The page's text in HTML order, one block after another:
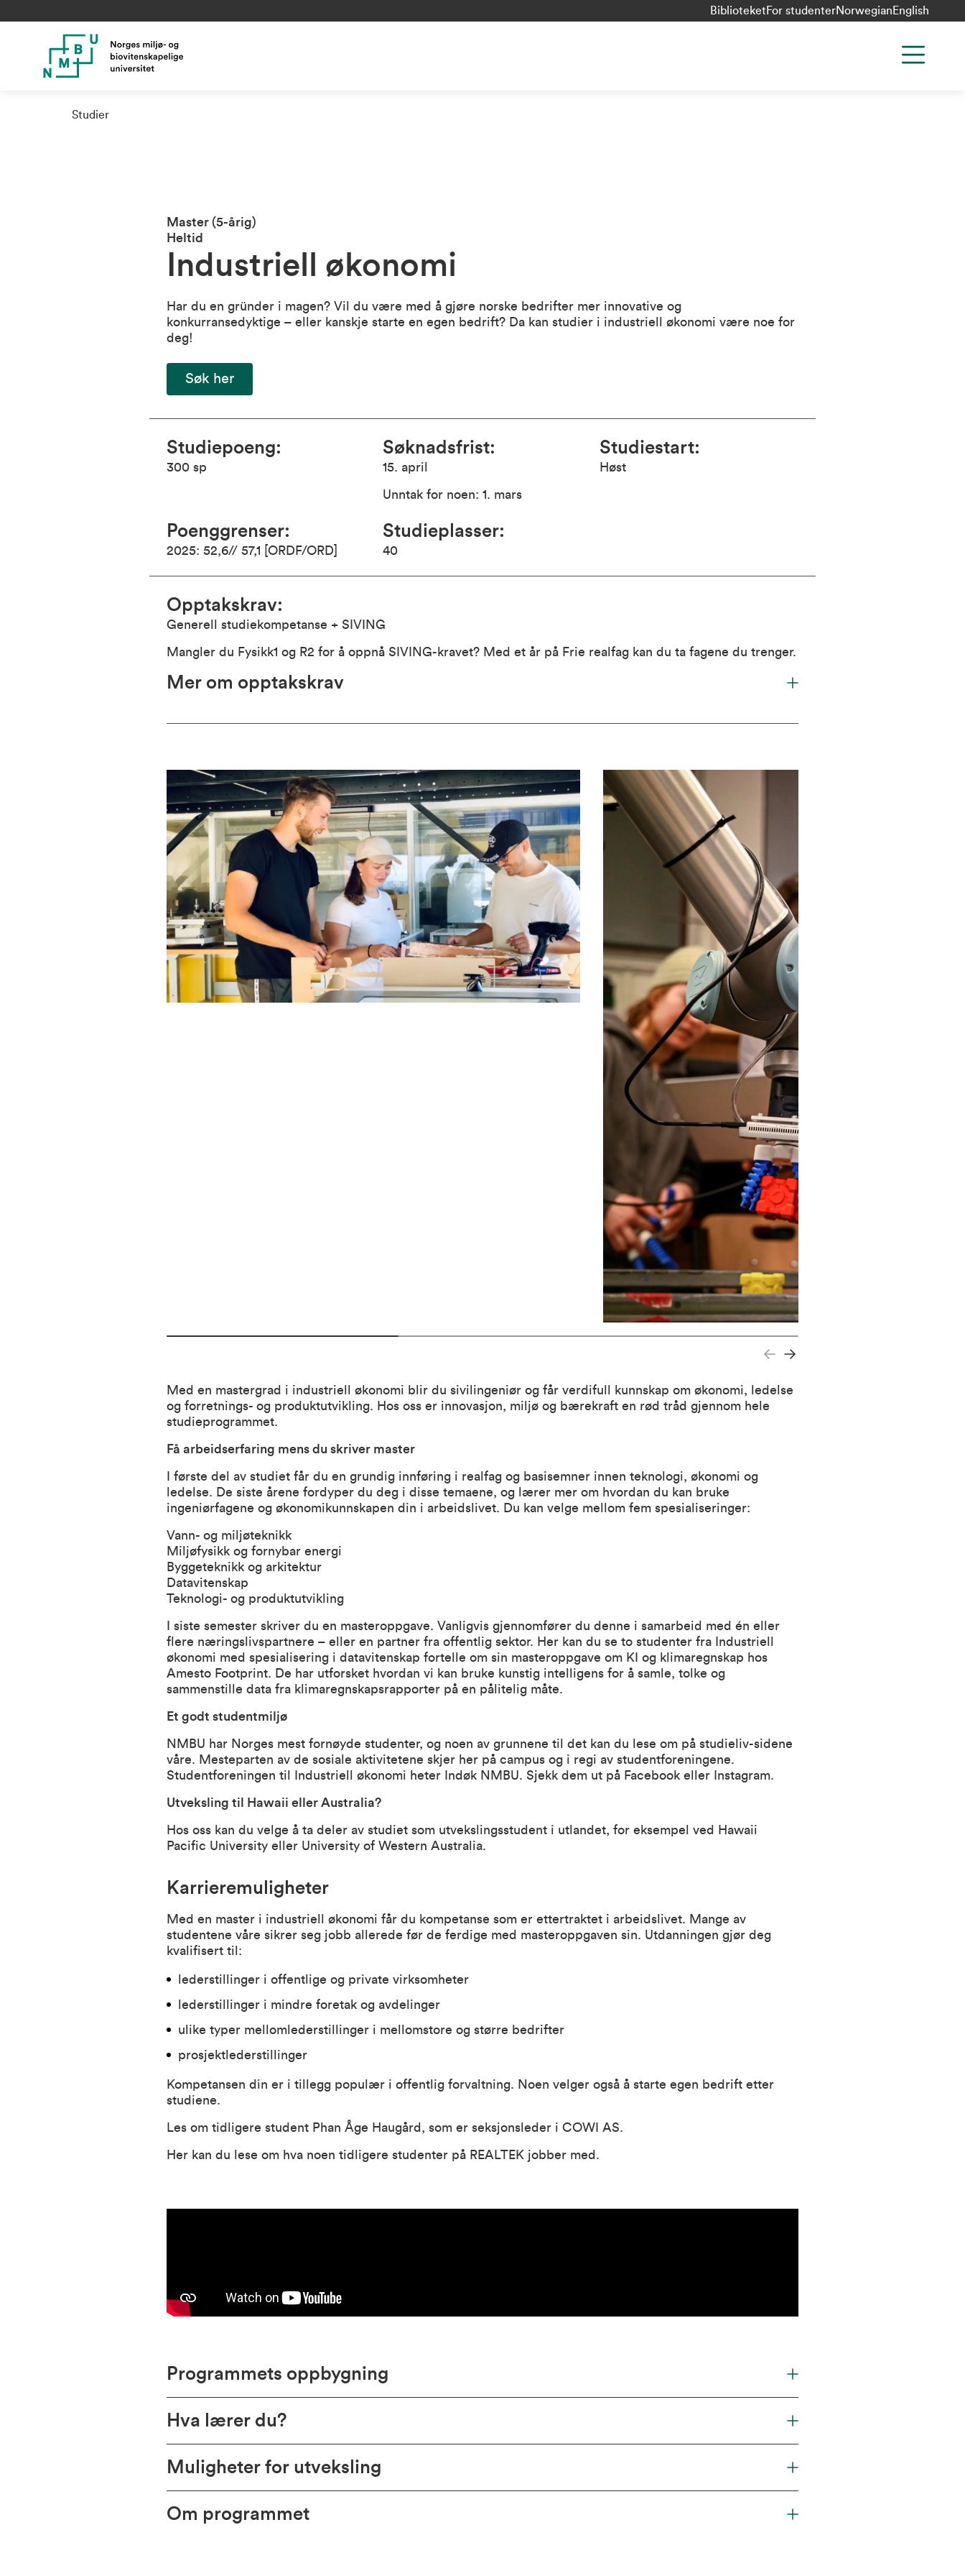
Biblioteket For studenterNorwegian English
Studier
Master (5-årig)
Heltid
Industriell økonomi
Har du en gründer i magen? Vil du være med å gjøre norske bedrifter mer innovative og
konkurransedyktige – eller kanskje starte en egen bedrift? Da kan studier i industriell økonomi være noe for
deg!
Søk her
Studiepoeng:
300 sp
Søknadsfrist:
15. april
Unntak for noen: 1. mars
Studiestart:
Høst
Poenggrenser:
2025: 52,6// 57,1 [ORDF/ORD]
Studieplasser:
40
Opptakskrav:
Generell studiekompetanse + SIVING
Mangler du Fysikk1 og R2 for å oppnå SIVING-kravet? Med et år på Frie realfag kan du ta fagene du trenger.
Mer om opptakskrav
Med en mastergrad i industriell økonomi blir du sivilingeniør og får verdifull kunnskap om økonomi, ledelse
og forretnings- og produktutvikling. Hos oss er innovasjon, miljø og bærekraft en rød tråd gjennom hele
studieprogrammet.
Få arbeidserfaring mens du skriver master
I første del av studiet får du en grundig innføring i realfag og basisemner innen teknologi, økonomi og
ledelse. De siste årene fordyper du deg i disse temaene, og lærer mer om hvordan du kan bruke
ingeniørfagene og økonomikunnskapen din i arbeidslivet. Du kan velge mellom fem spesialiseringer:
Vann- og miljøteknikk
Miljøfysikk og fornybar energi
Byggeteknikk og arkitektur
Datavitenskap
Teknologi- og produktutvikling
I siste semester skriver du en masteroppgave. Vanligvis gjennomfører du denne i samarbeid med én eller
flere næringslivspartnere – eller en partner fra offentlig sektor. Her kan du se to studenter fra Industriell
økonomi med spesialisering i datavitenskap fortelle om sin masteroppgave om KI og klimaregnskap hos
Amesto Footprint. De har utforsket hvordan vi kan bruke kunstig intelligens for å samle, tolke og
sammenstille data fra klimaregnskapsrapporter på en pålitelig måte.
Et godt studentmiljø
NMBU har Norges mest fornøyde studenter, og noen av grunnene til det kan du
lese om på studieliv-sidene
våre. Mesteparten av de sosiale aktivitetene skjer her på campus og i regi av studentforeningene.
Studentforeningen til Industriell økonomi heter Indøk NMBU. Sjekk dem ut på Facebook eller Instagram.
Utveksling til Hawaii eller Australia?
Hos oss kan du velge å ta deler av studiet som utvekslingsstudent i utlandet, for eksempel ved Hawaii
Pacific University eller University of Western Australia.
Karrieremuligheter
Med en master i industriell økonomi får du kompetanse som er ettertraktet i arbeidslivet. Mange av
studentene våre sikrer seg jobb allerede før de ferdige med masteroppgaven sin. Utdanningen gjør deg
kvalifisert til:
lederstillinger i offentlige og private virksomheter
lederstillinger i mindre foretak og avdelinger
ulike typer mellomlederstillinger i mellomstore og større bedrifter
prosjektlederstillinger
Kompetansen din er i tillegg populær i offentlig forvaltning. Noen velger også å starte egen bedrift etter
studiene.
Les om tidligere student Phan Åge Haugård, som er seksjonsleder i COWI AS.
Her kan du lese om hva noen tidligere studenter på REALTEK jobber med.
Programmets oppbygning
Hva lærer du?
Muligheter for utveksling
Om programmet